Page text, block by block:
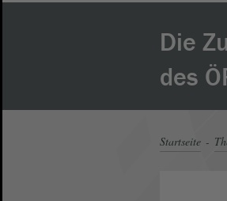
Die
des
Startseite